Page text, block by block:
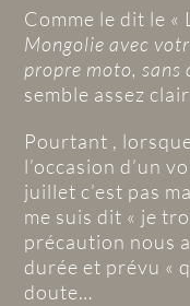
Comme le dit le «
Mongolie avec
propre moto, sans
semble assez
Pourtant ,
l’occasion d’un
juillet c’est pas
me suis dit « je
précaution nous
durée et prévu «
doute…